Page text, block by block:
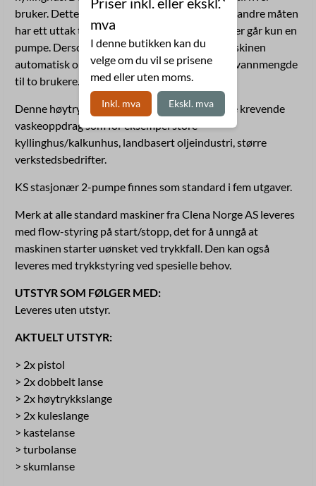
bruker. Dette gir den mest stabile driften. Den andre måten
har ett uttak til en rørgate. Når en bruker spyler går kun en
pumpe. Dersom to vasker samtidig starter maskinen
automatisk opp pumpe 2 for å få nok trykk og vannmengde
til to brukere.
Denne høytrykksspyleren passer godt til store krevende
vaskeoppdrag som for eksempel store
kyllinghus/kalkunhus, landbasert oljeindustri, større
verkstedsbedrifter.
KS stasjonær 2-pumpe finnes som standard i fem utgaver.
Merk at alle standard maskiner fra Clena Norge AS leveres
med flow-styring på start/stopp, det for å unngå at
maskinen starter uønsket ved trykkfall. Den kan også
leveres med trykkstyring ved spesielle behov.
UTSTYR SOM FØLGER MED:
Leveres uten utstyr.
AKTUELT UTSTYR:
> 2x pistol
> 2x dobbelt lanse
> 2x høytrykkslange
> 2x kuleslange
> kastelanse
> turbolanse
> skumlanse
mva
I denne butikken kan du
velge om du vil se prisene
med eller uten moms.
Inkl. mva Ekskl. mva